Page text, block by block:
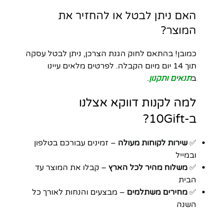
האם ניתן לבטל או להחזיר את
המוצר?
כמובן! בהתאם לחוק הגנת הצרכן, ניתן לבטל עסקה
תוך 14 יום מיום הקבלה. לפרטים מלאים עיינו
בתנאים ותקנון.
למה לקנות דווקא אצלנו
ב-10Gift?
✅ שירות לקוחות מעולה – זמינים עבורכם בטלפון
ובמייל
✅ משלוח מהיר לכל הארץ – קבלו את המוצר עד
הבית
✅ מחירים משתלמים – מבצעים והנחות לאורך כל
השנה